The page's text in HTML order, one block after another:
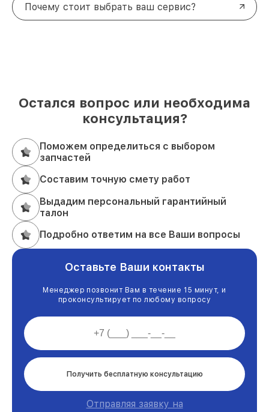
Почему стоит выбрать ваш сервис?
Остался вопрос или необходима
консультация?
Поможем определиться с выбором
запчастей
Составим точную смету работ
Выдадим персональный гарантийный
талон
Подробно ответим на все Ваши вопросы
Оставьте Ваши контакты
Менеджер позвонит Вам в течение 15 минут, и
проконсультирует по любому вопросу
Получить бесплатную консультацию
Отправляя заявку на